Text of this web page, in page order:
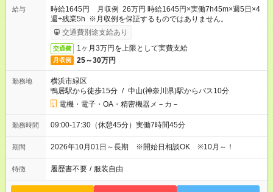
給与
時給1645円 月収例 26万円 時給1645円×実働7h45m×週5日×4
週+残業5h ※月収例を保証するものではありません。
交通費別途支給あり
交通費 1ヶ月3万円を上限として実費支給
月収例 25～30万円
勤務地
横浜市緑区
鴨居駅から徒歩15分 / 中山(神奈川県)駅からバス10分
電機・電子・OA・精密機器メ－カ－
勤務時間 09:00-17:30（休憩45分）実働7時間45分
期間 2026年10月01日～長期 ※開始日相談OK ※10月～！
特徴 履歴書不要 / 服装自由